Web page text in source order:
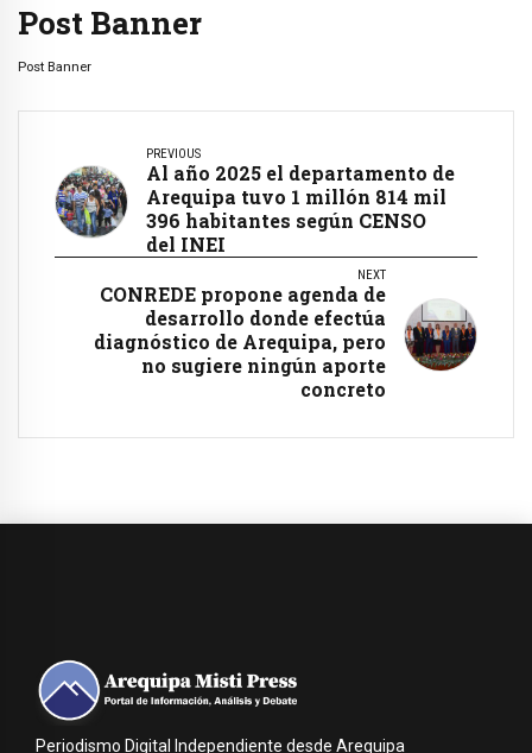
Post Banner
Post Banner
PREVIOUS
Al año 2025 el departamento de
Arequipa tuvo 1 millón 814 mil
396 habitantes según CENSO
del INEI
NEXT
CONREDE propone agenda de
desarrollo donde efectúa
diagnóstico de Arequipa, pero
no sugiere ningún aporte
concreto
Periodismo Digital Independiente desde Arequipa